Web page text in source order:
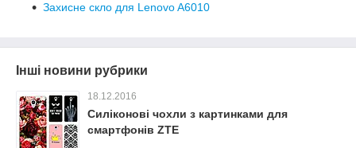
Захисне скло для Lenovo A6010
Інші новини рубрики
18.12.2016
Силіконові чохли з картинками для
смартфонів ZTE